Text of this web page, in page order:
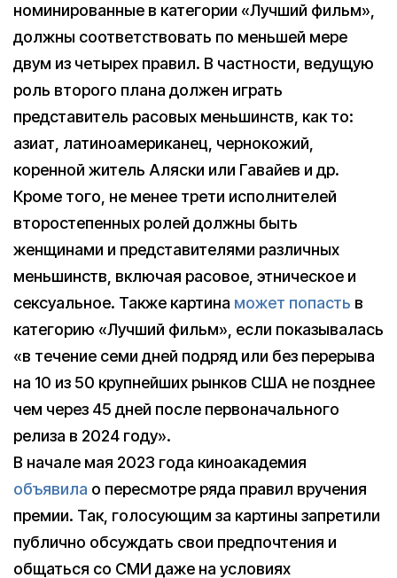
номинированные в категории «Лучший фильм»,
должны соответствовать по меньшей мере
двум из четырех правил. В частности, ведущую
роль второго плана должен играть
представитель расовых меньшинств, как то:
азиат, латиноамериканец, чернокожий,
коренной житель Аляски или Гавайев и др.
Кроме того, не менее трети исполнителей
второстепенных ролей должны быть
женщинами и представителями различных
меньшинств, включая расовое, этническое и
сексуальное. Также картина может попасть в
категорию «Лучший фильм», если показывалась
«в течение семи дней подряд или без перерыва
на 10 из 50 крупнейших рынков США не позднее
чем через 45 дней после первоначального
релиза в 2024 году».
В начале мая 2023 года киноакадемия
объявила о пересмотре ряда правил вручения
премии. Так, голосующим за картины запретили
публично обсуждать свои предпочтения и
общаться со СМИ даже на условиях